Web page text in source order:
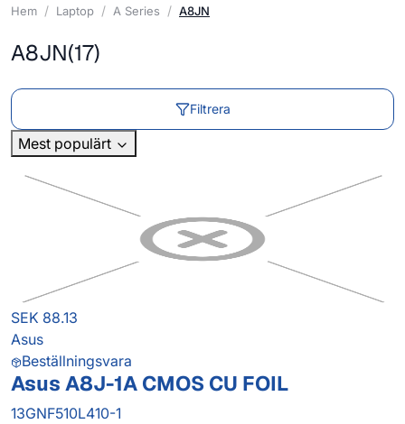
Hem Laptop A Series A8JN
A8JN(17)
Filtrera
Mest populärt
SEK 88.13
Asus
Beställningsvara
Asus A8J-1A CMOS CU FOIL
13GNF510L410-1